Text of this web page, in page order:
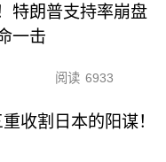
特朗普支持率崩盘
一击
阅读 6933
收割日本的阳谋！